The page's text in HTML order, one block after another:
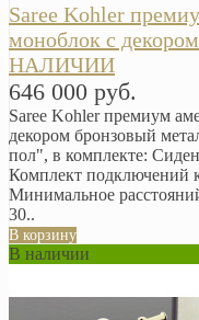
Saree Kohler
моноблок с
НАЛИЧИИ
646 000 руб.
Saree Kohler премиум
декором бронзовый
пол", в комплекте:
Комплект подключений
Минимальное
30..
В корзину
В наличии